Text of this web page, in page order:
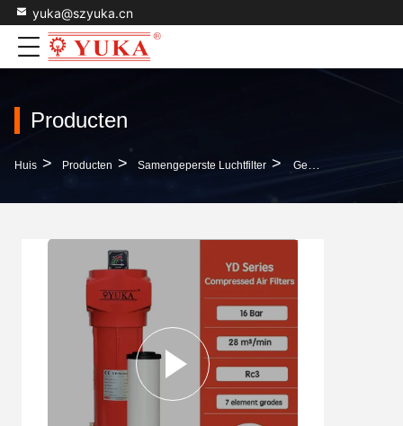
yuka@szyuka.cn
Producten
Huis > Producten > Samengeperste Luchtfilter > Gecomprimeerde Luchtfilter Met Lijnverwijderde Geur